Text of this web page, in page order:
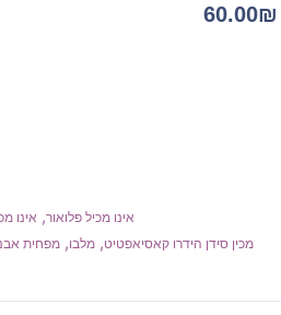
60.00₪
אינו מכיל פלואור, אינו
מכין סידן הידרו קאסיאפטיט, מלבו, מפחית